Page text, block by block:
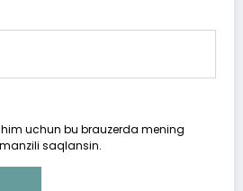
uchun bu brauzerda mening
saqlansin.